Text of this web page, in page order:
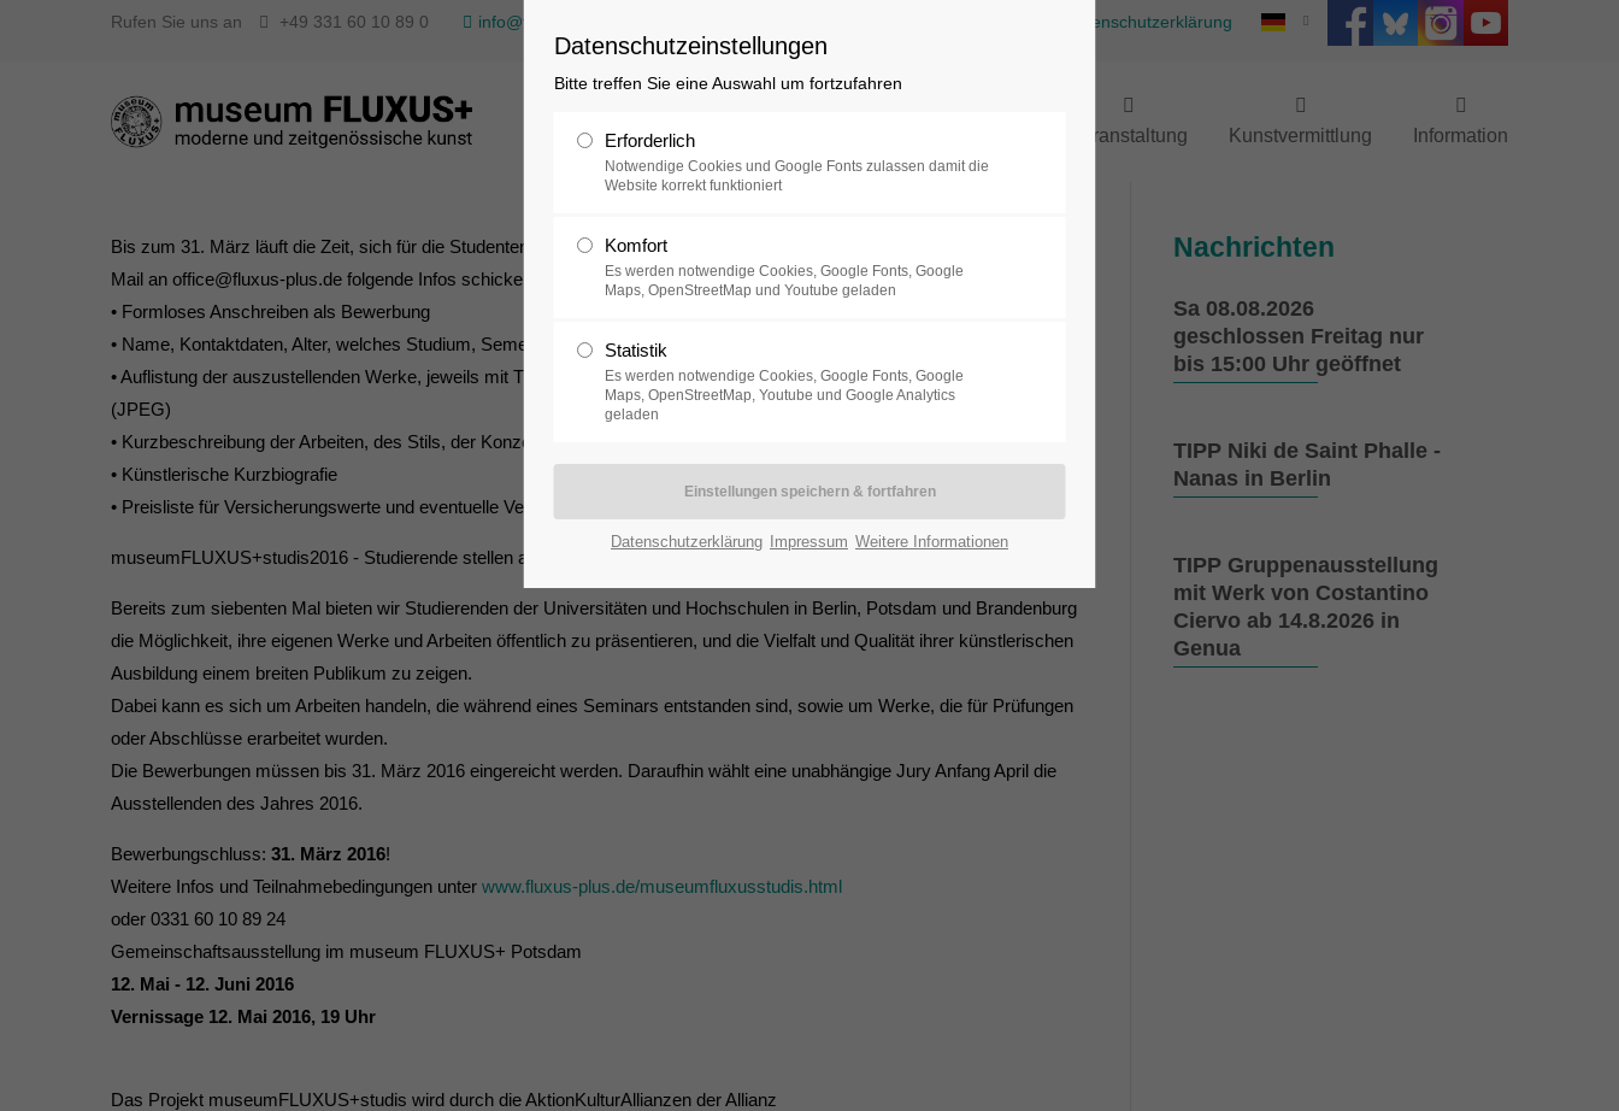
Datenschutzerklärung
Rufen Sie uns an +49 331 60 10 89 0 info@fluxusplus.de
Veranstaltung Kunstvermittlung Information
Bis zum 31. März läuft die Zeit, sich für die Studentenausstellung im Mai zu bewerben! Also, ran an den Rechner und per E-
Mail an office@fluxus-plus.de folgende Infos schicken:
• Formloses Anschreiben als Bewerbung
• Name, Kontaktdaten, Alter, welches Studium, Semester
• Auflistung der auszustellenden Werke, jeweils mit Titel, Maße, Jahr und Technik der Werke (Werkliste) und einem Foto
(JPEG)
• Kurzbeschreibung der Arbeiten, des Stils, der Konzeption
• Künstlerische Kurzbiografie
• Preisliste für Versicherungswerte und eventuelle Verkäufe
museumFLUXUS+studis2016 - Studierende stellen aus!
Bereits zum siebenten Mal bieten wir Studierenden der Universitäten und Hochschulen in Berlin, Potsdam und Brandenburg
die Möglichkeit, ihre eigenen Werke und Arbeiten öffentlich zu präsentieren, und die Vielfalt und Qualität ihrer künstlerischen
Ausbildung einem breiten Publikum zu zeigen.
Dabei kann es sich um Arbeiten handeln, die während eines Seminars entstanden sind, sowie um Werke, die für Prüfungen
oder Abschlüsse erarbeitet wurden.
Die Bewerbungen müssen bis 31. März 2016 eingereicht werden. Daraufhin wählt eine unabhängige Jury Anfang April die
Ausstellenden des Jahres 2016.
Bewerbungschluss: 31. März 2016!
Weitere Infos und Teilnahmebedingungen unter www.fluxus-plus.de/museumfluxusstudis.html
oder 0331 60 10 89 24
Gemeinschaftsausstellung im museum FLUXUS+ Potsdam
12. Mai - 12. Juni 2016
Vernissage 12. Mai 2016, 19 Uhr
Das Projekt museumFLUXUS+studis wird durch die AktionKulturAllianzen der Allianz
Nachrichten
Sa 08.08.2026
geschlossen Freitag nur
bis 15:00 Uhr geöffnet
TIPP Niki de Saint Phalle -
Nanas in Berlin
TIPP Gruppenausstellung
mit Werk von Costantino
Ciervo ab 14.8.2026 in
Genua
Datenschutzeinstellungen
Bitte treffen Sie eine Auswahl um fortzufahren
Erforderlich
Notwendige Cookies und Google Fonts zulassen damit die
Website korrekt funktioniert
Komfort
Es werden notwendige Cookies, Google Fonts, Google
Maps, OpenStreetMap und Youtube geladen
Statistik
Es werden notwendige Cookies, Google Fonts, Google
Maps, OpenStreetMap, Youtube und Google Analytics
geladen
Datenschutzerklärung Impressum Weitere Informationen